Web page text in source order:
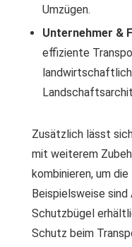
Umzügen.
Unternehmer &
effiziente
Zusätzlich lässt
mit weiterem
kombinieren, um
Beispielsweise
Schutzbügel
Schutz beim